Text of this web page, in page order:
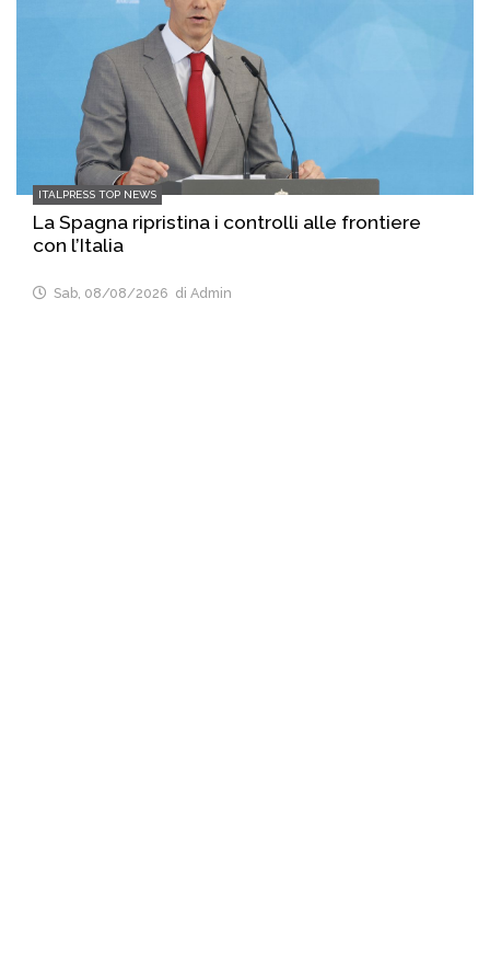
ITALPRESS TOP NEWS
La Spagna ripristina i controlli alle frontiere
con l’Italia
Sab, 08/08/2026 di Admin